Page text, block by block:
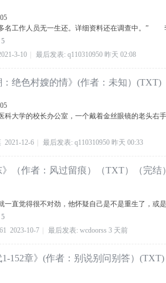
名工作人员无一生还。详细资料还在调查中。”
5
3-10 最后发表: q110310950 昨天 02:08
：绝色村嫂的情》(作者：未知）(TXT)
科大学的校长办公室，一个戴着金丝眼镜的老头右
2021-12-6 最后发表: q110310950 昨天 00:33
》（作者：风过留痕）（TXT）（完结
一直觉得很不对劲，他怀疑自己是不是重生了，或
5
2023-10-7 最后发表: wcdoorss 3 天前
1-152章》(作者：别说别问别答）